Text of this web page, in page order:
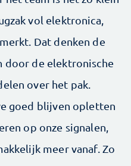
vol elektronica,
Dat denken de
door de elektronische
over het pak.
goed blijven opletten
op onze signalen,
meer vanaf. Zo